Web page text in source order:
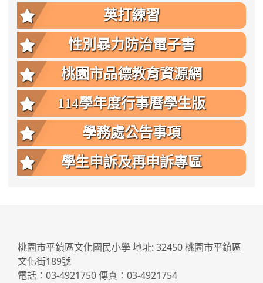
英打練習
性別暴力防治電子書
桃園市品德教育資源網
114學年度行事曆學生版
學務處公告事項
學生申訴及再申訴專區
桃園市平鎮區文化國民小學 地址: 32450 桃園市平鎮區
文化街189號
電話：03-4921750 傳真：03-4921754